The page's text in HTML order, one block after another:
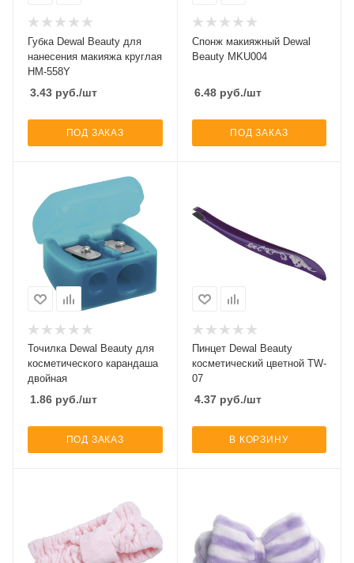
Губка Dewal Beauty для
нанесения макияжа круглая
HM-558Y
3.43 руб./шт
ПОД ЗАКАЗ
Спонж макияжный Dewal
Beauty MKU004
6.48руб./шт
ПОД ЗАКАЗ
Точилка Dewal Beauty для
косметического карандаша
двойная
1.86 руб./шт
ПОД ЗАКАЗ
Пинцет Dewal Beauty
косметический цветной TW-
07
4.37руб./шт
В КОРЗИНУ